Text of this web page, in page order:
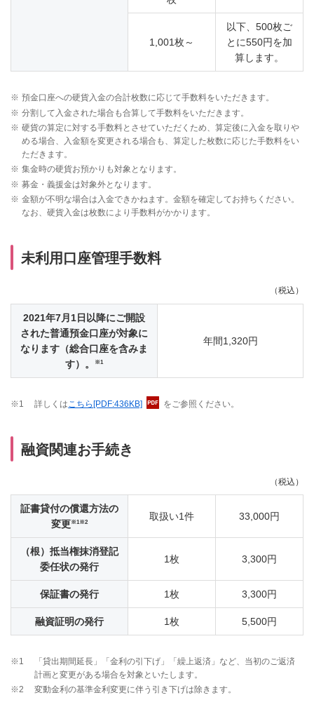
1,001枚～
以下、500枚ご
とに550円を加
算します。
※ 預金口座への硬貨入金の合計枚数に応じて手数料をいただきます。
※ 分割して入金された場合も合算して手数料をいただきます。
※ 硬貨の算定に対する手数料とさせていただくため、算定後に入金を取りや
める場合、入金額を変更される場合も、算定した枚数に応じた手数料をい
ただきます。
※ 集金時の硬貨お預かりも対象となります。
※ 募金・義援金は対象外となります。
※ 金額が不明な場合は入金できかねます。金額を確定してお持ちください。
なお、硬貨入金は枚数により手数料がかかります。
未利用口座管理手数料
（税込）
2021年7月1日以降にご開設
された普通預金口座が対象に
なります（総合口座を含みま
す）。
※1
年間1,320円
※1 詳しくは こちら[PDF:436KB] をご参照ください。
融資関連お手続き
（税込）
証書貸付の償還方法の
変更※1※2 取扱い1件 33,000円
（根）抵当権抹消登記
委任状の発行
1枚 3,300円
保証書の発行 1枚 3,300円
融資証明の発行 1枚 5,500円
※1
「貸出期間延長」「金利の引下げ」「繰上返済」など、当初のご返済
計画と変更がある場合を対象といたします。
※2
変動金利の基準金利変更に伴う引き下げは除きます。